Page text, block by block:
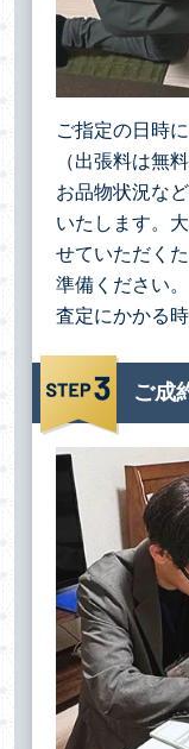
ご指定の日時
（出張料は無料
お品物状況な
いたします。
せていただく
準備ください。
査定にかかる
ご成